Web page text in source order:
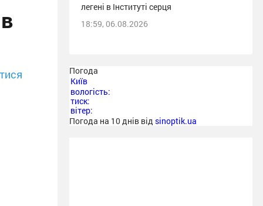
легені в Інституті серця
18:59, 06.08.2026
Погода
Київ
вологість:
тиск:
вітер:
Погода на 10 днів від sinoptik.ua